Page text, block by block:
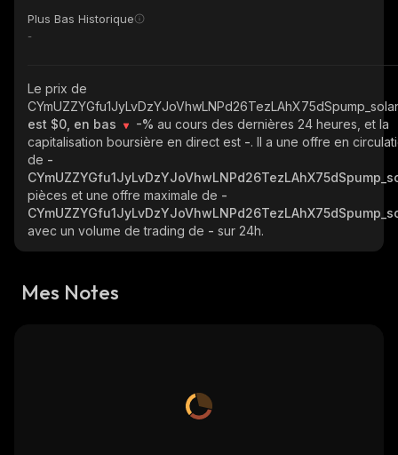
Plus Bas Historique
-
Le prix de
est $0, en bas
-% au cours des dernières 24 heures, et la
capitalisation boursière en direct est -. Il a une offre en
de -
pièces et une offre maximale de -
avec un volume de trading de - sur 24h.
Mes Notes